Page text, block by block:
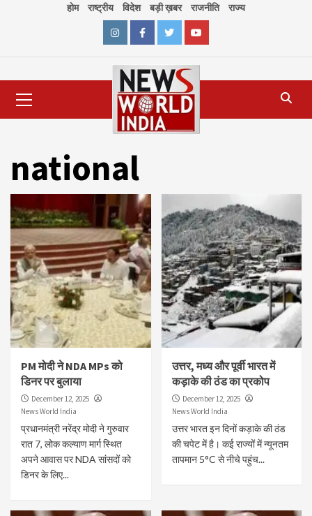
होम राष्ट्रीय विदेश बड़ी ख़बर राजनीति राज्य
InstagramFacebookTwitterYoutube
Menu
national
PM मोदी ने NDA MPs को
डिनर पर बुलाया
December 12, 2025
News World India
प्रधानमंत्री नरेंद्र मोदी ने गुरुवार
रात 7, लोक कल्याण मार्ग स्थित
अपने आवास पर NDA सांसदों को
डिनर के लिए...
उत्तर, मध्य और पूर्वी भारत में
कड़ाके की ठंड का प्रकोप
December 12, 2025
News World India
उत्तर भारत इन दिनों कड़ाके की ठंड
की चपेट में है। कई राज्यों में न्यूनतम
तापमान 5°C से नीचे पहुंच...